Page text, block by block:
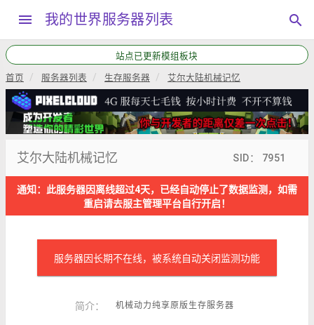
menu 我的世界服务器列表 search
站点已更新模组板块
首页 服务器列表 生存服务器 艾尔大陆机械记忆
艾尔大陆机械记忆 SID： 7951
通知：此服务器因离线超过4天，已经自动停止了数据监测，如需
重启请去服主管理平台自行开启！
服务器因长期不在线，被系统自动关闭监测功能
简介： 机械动力纯享原版生存服务器